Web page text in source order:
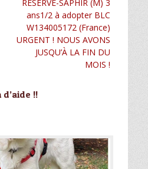
suivant :
RÉSERVÉ-SAPHIR (M) 3
ans1/2 à adopter BLC
W134005172 (France)
URGENT ! NOUS AVONS
JUSQU’À LA FIN DU
MOIS !
!!